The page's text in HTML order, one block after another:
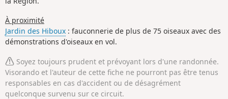
À proximité
Jardin des Hiboux : fauconnerie de plus de 75 oiseaux avec des
démonstrations d'oiseaux en vol.
Soyez toujours prudent et prévoyant lors d'une randonnée.
Visorando et l'auteur de cette fiche ne pourront pas être tenus
responsables en cas d'accident ou de désagrément
quelconque survenu sur ce circuit.